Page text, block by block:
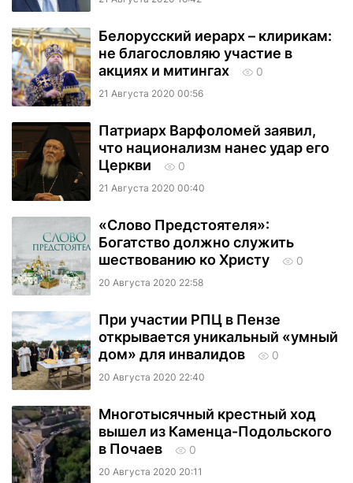
Белорусский иерарх – клирикам:
не благословляю участие в
акциях и митингах
0
21 Августа 2020 00:56
Патриарх Варфоломей заявил,
что национализм нанес удар его
Церкви
0
21 Августа 2020 00:40
«Слово Предстоятеля»:
Богатство должно служить
шествованию ко Христу
0
20 Августа 2020 22:58
При участии РПЦ в Пензе
открывается уникальный «умный
дом» для инвалидов
0
20 Августа 2020 22:40
Многотысячный крестный ход
вышел из Каменца-Подольского
в Почаев
0
20 Августа 2020 20:11